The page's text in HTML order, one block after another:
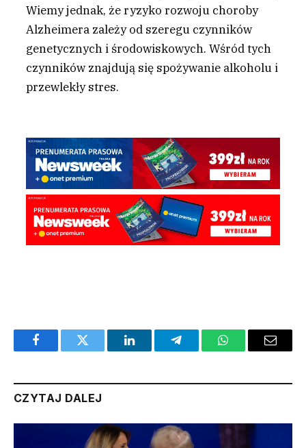
Wiemy jednak, że ryzyko rozwoju choroby
Alzheimera zależy od szeregu czynników
genetycznych i środowiskowych. Wśród tych
czynników znajdują się spożywanie alkoholu i
przewlekły stres.
FacebookTwitter LinkedInTelegramWhatsAppEmail
CZYTAJ DALEJ